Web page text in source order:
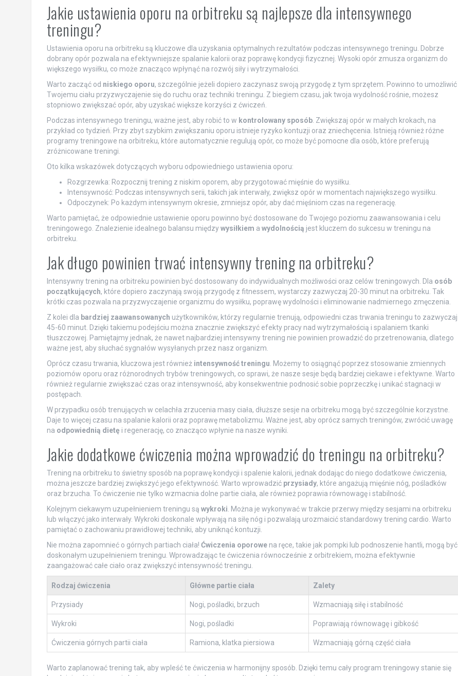
Jakie ustawienia oporu na orbitreku są najlepsze dla intensywnego
treningu?
Ustawienia oporu na orbitreku są kluczowe dla uzyskania optymalnych rezultatów podczas intensywnego treningu. Dobrze
dobrany opór pozwala na efektywniejsze spalanie kalorii oraz poprawę kondycji fizycznej. Wysoki opór zmusza organizm do
większego wysiłku, co może znacząco wpłynąć na rozwój siły i wytrzymałości.
Warto zacząć od niskiego oporu, szczególnie jeżeli dopiero zaczynasz swoją przygodę z tym sprzętem. Powinno to umożliwić
Twojemu ciału przyzwyczajenie się do ruchu oraz techniki treningu. Z biegiem czasu, jak twoja wydolność rośnie, możesz
stopniowo zwiększać opór, aby uzyskać większe korzyści z ćwiczeń.
Podczas intensywnego treningu, ważne jest, aby robić to w kontrolowany sposób. Zwiększaj opór w małych krokach, na
przykład co tydzień. Przy zbyt szybkim zwiększaniu oporu istnieje ryzyko kontuzji oraz zniechęcenia. Istnieją również różne
programy treningowe na orbitreku, które automatycznie regulują opór, co może być pomocne dla osób, które preferują
zróżnicowane treningi.
Oto kilka wskazówek dotyczących wyboru odpowiedniego ustawienia oporu:
Rozgrzewka: Rozpocznij trening z niskim oporem, aby przygotować mięśnie do wysiłku.
Intensywność: Podczas intensywnych serii, takich jak interwały, zwiększ opór w momentach największego wysiłku.
Odpoczynek: Po każdym intensywnym okresie, zmniejsz opór, aby dać mięśniom czas na regenerację.
Warto pamiętać, że odpowiednie ustawienie oporu powinno być dostosowane do Twojego poziomu zaawansowania i celu
treningowego. Znalezienie idealnego balansu międzywysiłkiem a wydolnością jest kluczem do sukcesu w treningu na
orbitreku.
Jak długo powinien trwać intensywny trening na orbitreku?
Intensywny trening na orbitreku powinien być dostosowany do indywidualnych możliwości oraz celów treningowych. Dla osób
początkujących, które dopiero zaczynają swoją przygodę z fitnessem, wystarczy zazwyczaj 20-30 minut na orbitreku. Tak
krótki czas pozwala na przyzwyczajenie organizmu do wysiłku, poprawę wydolności i eliminowanie nadmiernego zmęczenia.
Z kolei dla bardziej zaawansowanych użytkowników, którzy regularnie trenują, odpowiedni czas trwania treningu to zazwyczaj
45-60 minut. Dzięki takiemu podejściu można znacznie zwiększyć efekty pracy nad wytrzymałością i spalaniem tkanki
tłuszczowej. Pamiętajmy jednak, że nawet najbardziej intensywny trening nie powinien prowadzić do przetrenowania, dlatego
ważne jest, aby słuchać sygnałów wysyłanych przez nasz organizm.
Oprócz czasu trwania, kluczowa jest również intensywność treningu . Możemy to osiągnąć poprzez stosowanie zmiennych
poziomów oporu oraz różnorodnych trybów treningowych, co sprawi, że nasze sesje będą bardziej ciekawe i efektywne. Warto
również regularnie zwiększać czas oraz intensywność, aby konsekwentnie podnosić sobie poprzeczkę i unikać stagnacji w
postępach.
W przypadku osób trenujących w celachła zrzucenia masy ciała, dłuższe sesje na orbitreku mogą być szczególnie korzystne.
Daje to więcej czasu na spalanie kalorii oraz poprawę metabolizmu. Ważne jest, aby oprócz samych treningów, zwrócić uwagę
na odpowiednią dietę i regenerację, co znacząco wpłynie na nasze wyniki.
Jakie dodatkowe ćwiczenia można wprowadzić do treningu na orbitreku?
Trening na orbitreku to świetny sposób na poprawę kondycji i spalenie kalorii, jednak dodając do niego dodatkowe ćwiczenia,
można jeszcze bardziej zwiększyć jego efektywność. Warto wprowadzić przysiady, które angażują mięśnie nóg, pośladków
oraz brzucha. To ćwiczenie nie tylko wzmacnia dolne partie ciała, ale również poprawia równowagę i stabilność.
Kolejnym ciekawym uzupełnieniem treningu są wykroki . Można je wykonywać w trakcie przerwy między sesjami na orbitreku
lub włączyć jako interwały. Wykroki doskonale wpływają na siłę nóg i pozwalają urozmaicić standardowy trening cardio. Warto
pamiętać o zachowaniu prawidłowej techniki, aby uniknąć kontuzji.
Nie można zapomnieć o górnych partiach ciała! Ćwiczenia oporowena ręce, takie jak pompki lub podnoszenie hantli, mogą być
doskonałym uzupełnieniem treningu. Wprowadzając te ćwiczenia równocześnie z orbitrekiem, można efektywnie
zaangażować całe ciało oraz zwiększyć intensywność treningu.
Rodzaj ćwiczenia Główne partie ciała Zalety
Przysiady Nogi, pośladki, brzuch Wzmacniają siłę i stabilność
Wykroki Nogi, pośladki Poprawiają równowagę i gibkość
Ćwiczenia górnych partii ciała Ramiona, klatka piersiowa Wzmacniają górną część ciała
Warto zaplanować trening tak, aby wpleść te ćwiczenia w harmonijny sposób. Dzięki temu cały program treningowy stanie się